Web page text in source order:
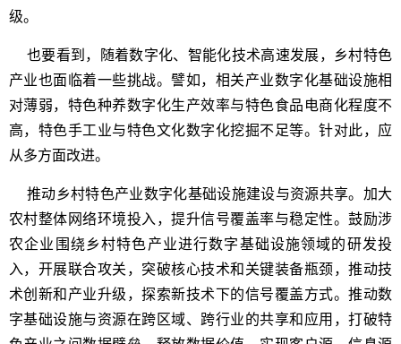
级。
也要看到，随着数字化、智能化技术高速发展，乡村特色
产业也面临着一些挑战。譬如，相关产业数字化基础设施相
对薄弱，特色种养数字化生产效率与特色食品电商化程度不
高，特色手工业与特色文化数字化挖掘不足等。针对此，应
从多方面改进。
推动乡村特色产业数字化基础设施建设与资源共享。加大
农村整体网络环境投入，提升信号覆盖率与稳定性。鼓励涉
农企业围绕乡村特色产业进行数字基础设施领域的研发投
入，开展联合攻关，突破核心技术和关键装备瓶颈，推动技
术创新和产业升级，探索新技术下的信号覆盖方式。推动数
字基础设施与资源在跨区域、跨行业的共享和应用，打破特